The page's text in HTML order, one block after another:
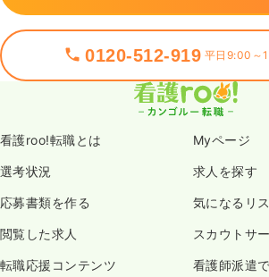
0120-512-919 平日9:00～
看護roo!転職とは Myページ
選考状況 求人を探す
応募書類を作る 気になるリ
閲覧した求人 スカウトサ
転職応援コンテンツ 看護師派遣